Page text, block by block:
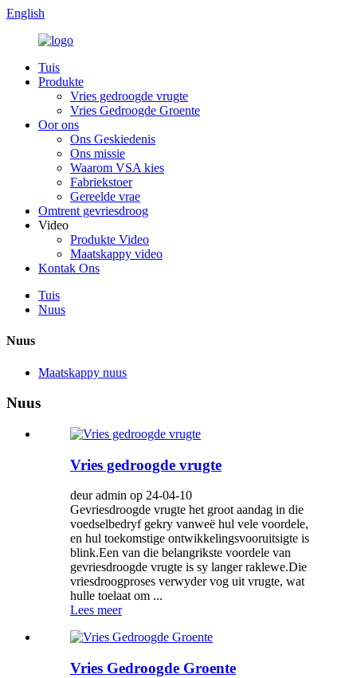
English
Tuis
Produkte
Vries gedroogde vrugte
Vries Gedroogde Groente
Oor ons
Ons Geskiedenis
Ons missie
Waarom VSA kies
Fabriekstoer
Gereelde vrae
Omtrent gevriesdroog
Video
Produkte Video
Maatskappy video
Kontak Ons
Tuis
Nuus
Nuus
Maatskappy nuus
Nuus
Vries gedroogde vrugte
deur admin op 24-04-10
Gevriesdroogde vrugte het groot aandag in die
voedselbedryf gekry vanweë hul vele voordele,
en hul toekomstige ontwikkelingsvooruitsigte is
blink.Een van die belangrikste voordele van
gevriesdroogde vrugte is sy langer raklewe.Die
vriesdroogproses verwyder vog uit vrugte, wat
hulle toelaat om ...
Lees meer
Vries Gedroogde Groente